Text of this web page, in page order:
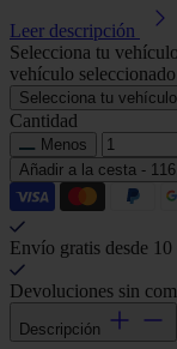
Leer descripción
Selecciona tu
vehículo seleccionado
Selecciona tu vehículo
Cantidad
Menos
Añadir a la cesta -
Envío gratis desde
Devoluciones sin
Descripción